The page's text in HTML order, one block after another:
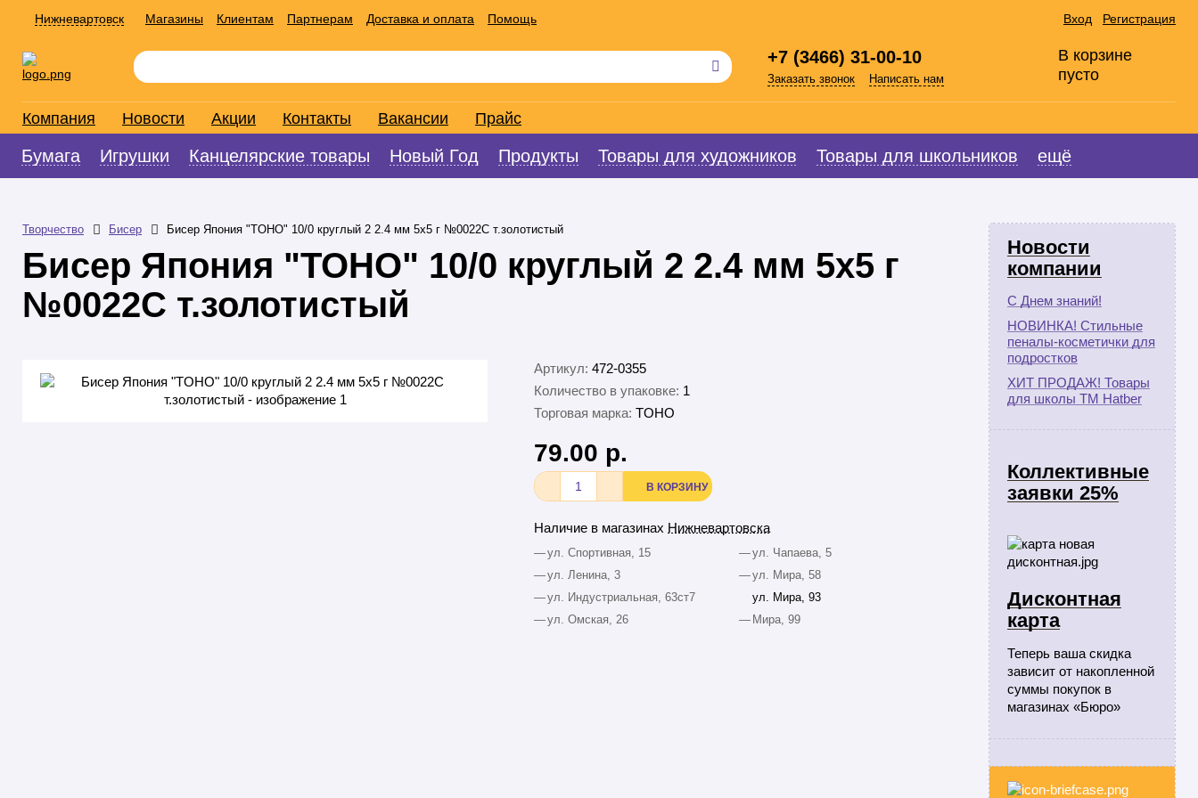
Вход Регистрация
Нижневартовск Магазины Клиентам Партнерам Доставка и оплата Помощь
+7 (3466) 31-00-10
Заказать звонок Написать нам
В корзине
пусто
Компания Новости Акции Контакты Вакансии Прайс
Бумага Игрушки Канцелярские товары Новый Год Продукты Товары для художников Товары для школьников ещё
Новости
компании
С Днем знаний!
НОВИНКА! Стильные
пеналы-косметички для
подростков
ХИТ ПРОДАЖ! Товары
для школы ТМ Hatber
Коллективные
заявки 25%
Дисконтная
карта
Теперь ваша скидка
зависит от накопленной
суммы покупок в
магазинах «Бюро»
Творчество Бисер Бисер Япония "TOHO" 10/0 круглый 2 2.4 мм 5х5 г №0022C т.золотистый
Бисер Япония "TOHO" 10/0 круглый 2 2.4 мм 5х5 г
№0022C т.золотистый
Артикул: 472-0355
Количество в упаковке: 1
Торговая марка: TOHO
79.00 р.
В КОРЗИНУ
Наличие в магазинах Нижневартовска
—ул. Спортивная, 15 —ул. Чапаева, 5
—ул. Ленина, 3 —ул. Мира, 58
—ул. Индустриальная, 63ст7
ул. Мира, 93
—ул. Омская, 26 — Мира, 99